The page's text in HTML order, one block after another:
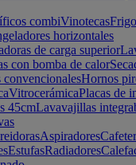
combiVinotecas
horizontales
de carga superior
con bomba de calor
convencionalesHornos
VitrocerámicaPlacas de
45cmLavavajillas
Aspiradores
EstufasRadiadores